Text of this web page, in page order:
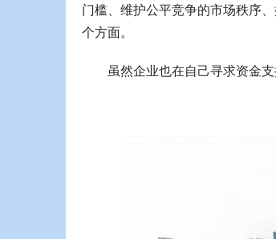
门槛、维护公平竞争的市场秩序
个方面。
虽然企业也在自己寻求资金